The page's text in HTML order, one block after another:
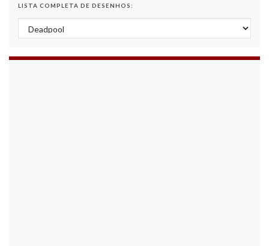
LISTA COMPLETA DE DESENHOS: